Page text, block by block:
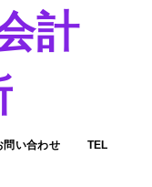
計
問い合わせ TEL